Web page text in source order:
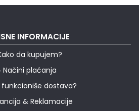
INFORMACIJE
da kupujem?
Načini plaćanja
funkcioniše dostava?
& Reklamacije